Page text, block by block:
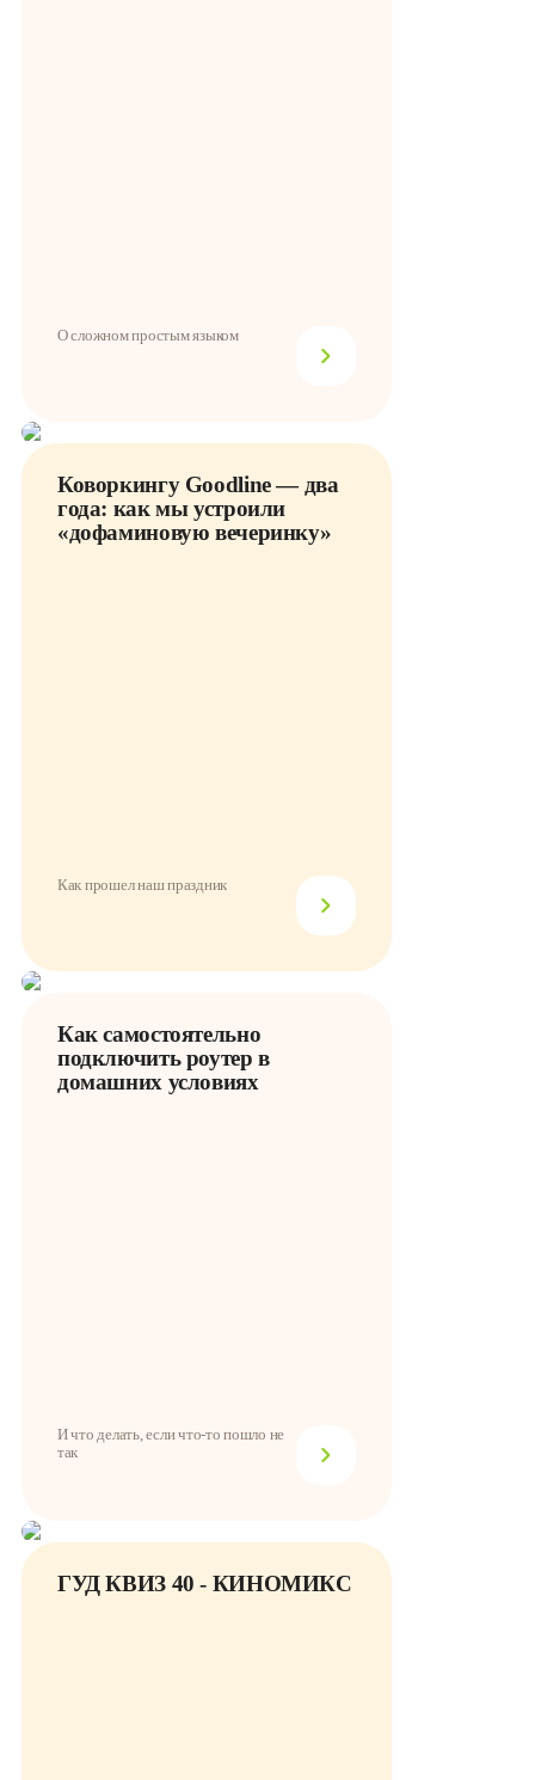
О сложном простым языком
Коворкингу Goodline — два
года: как мы устроили
«дофаминовую вечеринку»
Как прошел наш праздник
Как самостоятельно
подключить роутер в
домашних условиях
И что делать, если что-то пошло не
так
ГУД КВИЗ 40 - КИНОМИКС